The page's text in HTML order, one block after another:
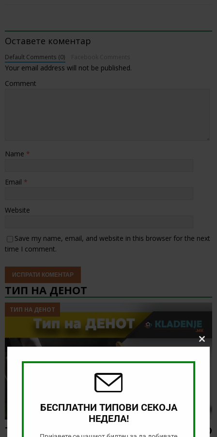
Оставете коментар
Default Comments (0)
Your email address will not be published.
Comment
Name *
Email *
Website
Save my name, email, and website in this browser for the next
time I comment.
ТИП НА ДЕНОТ
ТИП НА ДЕНОТ
ТИП НА ДЕНОТ (08.08.2026, 21:00) ГРЕМИО
Close
БЕСПЛАТНИ ТИПОВИ СЕКОЈА
НЕДЕЛА!